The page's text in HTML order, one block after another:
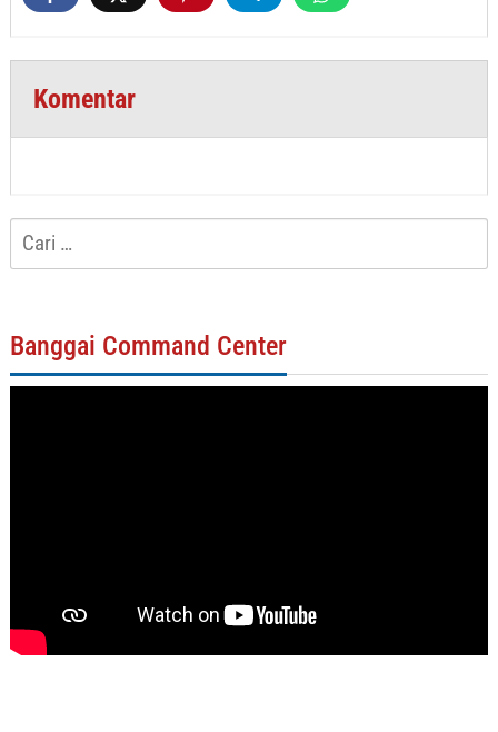
Komentar
Cari
untuk:
Banggai Command Center